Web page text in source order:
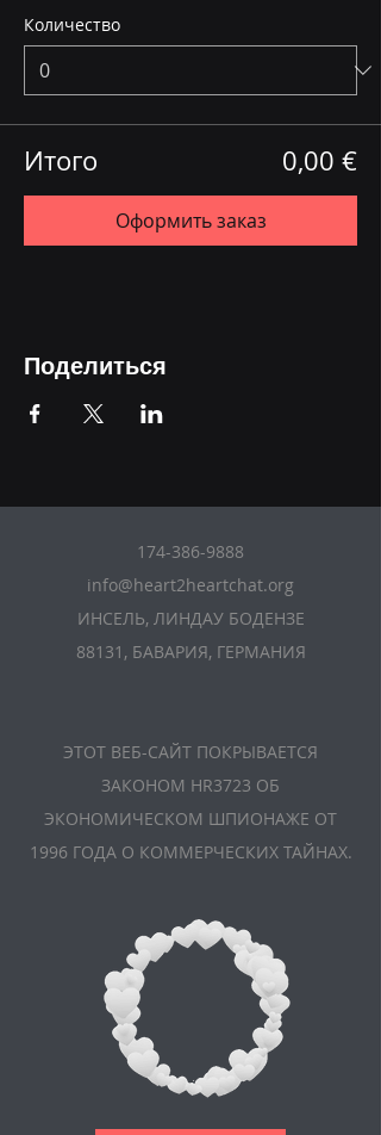
Количество
Итого 0,00 €
Оформить заказ
Поделиться
174-386-9888
info@heart2heartchat.org
ИНСЕЛЬ, ЛИНДАУ БОДЕНЗЕ
88131, БАВАРИЯ, ГЕРМАНИЯ
ЭТОТ ВЕБ-САЙТ ПОКРЫВАЕТСЯ
ЗАКОНОМ HR3723 ОБ
ЭКОНОМИЧЕСКОМ ШПИОНАЖЕ ОТ
1996 ГОДА О КОММЕРЧЕСКИХ ТАЙНАХ.